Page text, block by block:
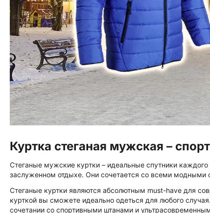
Куртка стеганая мужская –
Стеганые мужские куртки – идеальные спутники
заслуженном отдыхе. Они сочетается со всеми модными
Стеганые куртки являются абсолютным must-have для
курткой вы сможете идеально одеться для любого
сочетании со спортивными штанами и